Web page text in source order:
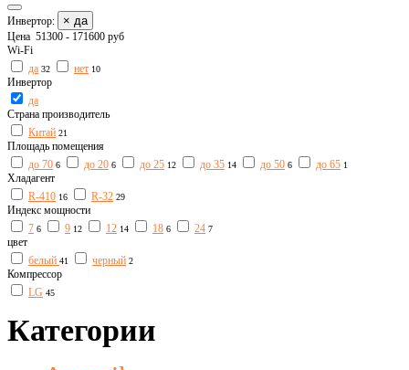
Инвертор: × да
Цена 51300 - 171600 руб
Wi-Fi
да 32 нет 10
Инвертор
да
Страна производитель
Китай 21
Площадь помещения
до 70 6 до 20 6 до 25 12 до 35 14 до 50 6 до 65 1
Хладагент
R-410 16 R-32 29
Индекс мощности
7 6 9 12 12 14 18 6 24 7
цвет
белый 41 черный 2
Компрессор
LG 45
Категории